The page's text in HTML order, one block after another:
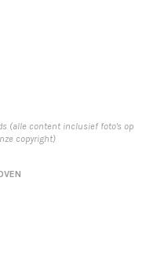
(alle content inclusief foto's op
copyright)